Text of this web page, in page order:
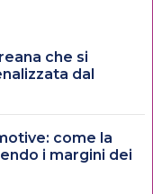
che si
dal
come la
i margini dei